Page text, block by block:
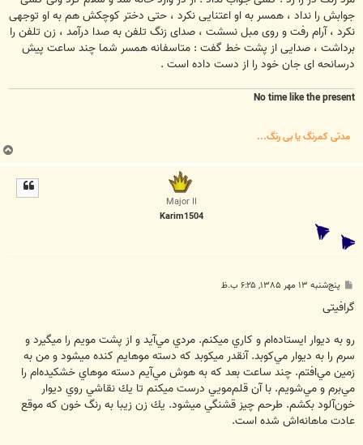
جوابش را نداد ، همسر به او اعتنایی نکرد ، حتی دختر کوچکش هم به او توجهی
نکرد ، آرام رفت و روی مبل نسشت ، صدای زنگ تلفن به صدا درآمد ، زن تلفن را
برداشت ، صدایی از پشت خط گفت : متاسفانه همسر شما چند ساعت پیش
درسانحه ای جان خود را از دست داده است .
No time like the present
مدتی کمرنگ یا بی رنگ...
ب
ا
Major II
Karim1504
پ
ت
پنج‌شنبه ۱۳ مهر ۱۳۸۵, ۶:۲۵ ب.ظ
گرافیتی
رو به ديوار ايستاده‌ام و كاري ميكنم. مردي مي‌آيد و از پشت مويم را ميگيرد و
سرم را به ديوار مي‌كوبد. آنقدر ميكوبد كه دسته موهايم كنده ميشود و من به
زمين مي‌افتم. چند ساعت بعد كه به هوش مي‌آيم دسته موهاي خشكيده‌ام را
مي‌برم و مي‌شويم. با آن قلم‌مويي درست ميكنم تا يك نقاشي روي ديوار
خون‌آلود بكشم. طرحم چيز قشنگي ميشود. يك زن زيبا به رنگ خون كه موقع
عادت ماهانه‌اش شده است.